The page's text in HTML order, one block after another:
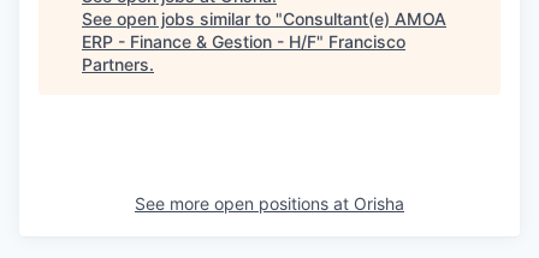
See open jobs similar to "Consultant(e) AMOA
ERP - Finance & Gestion - H/F" Francisco
Partners.
See more open positions at Orisha